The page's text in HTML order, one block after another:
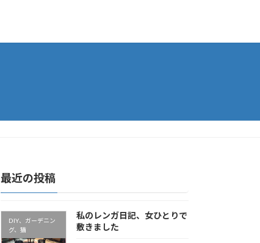
最近の投稿
DIY、ガーデニン
グ、猫
私のレンガ日記、女ひとりで
敷きました